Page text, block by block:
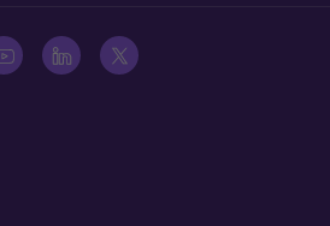
16, МСФО 17